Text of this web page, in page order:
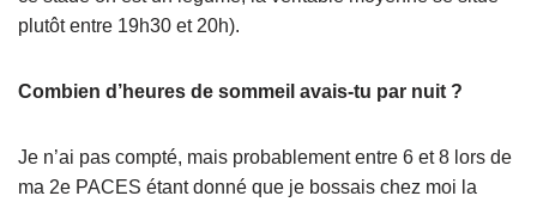
plutôt entre 19h30 et 20h).
Combien d’heures de sommeil avais-tu par nuit ?
Je n’ai pas compté, mais probablement entre 6 et 8 lors de
ma 2e PACES étant donné que je bossais chez moi la